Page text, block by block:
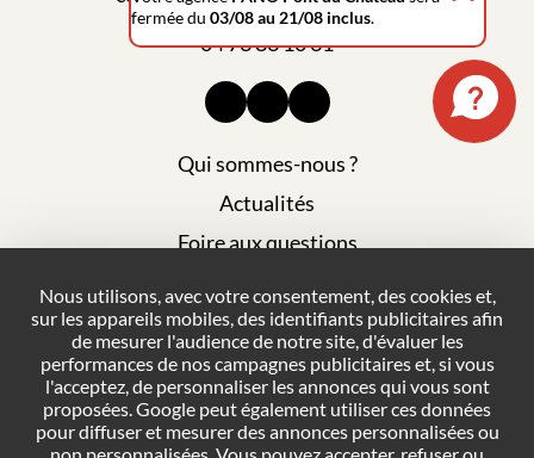
04 73 83 10 31
Qui sommes-nous ?
Actualités
Foire aux questions
Plan du site
Politique de confidentialité
Conditions générales de vente
Gestion des cookies
fermée du 03/08 au 21/08 inclus.
Nous utilisons, avec votre consentement, des cookies et,
sur les appareils mobiles, des identifiants publicitaires afin
de mesurer l'audience de notre site, d'évaluer les
performances de nos campagnes publicitaires et, si vous
l'acceptez, de personnaliser les annonces qui vous sont
proposées. Google peut également utiliser ces données
pour diffuser et mesurer des annonces personnalisées ou